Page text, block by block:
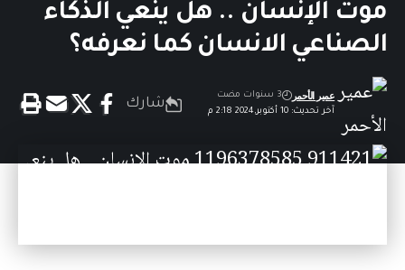
موت الإنسان .. هل ينعي الذكاء
الصناعي الانسان كما نعرفه؟
آخر تحديث: 10 أكتوبر,2024 2:18 م
عمير الأحمر 3 سنوات مضت
شارك